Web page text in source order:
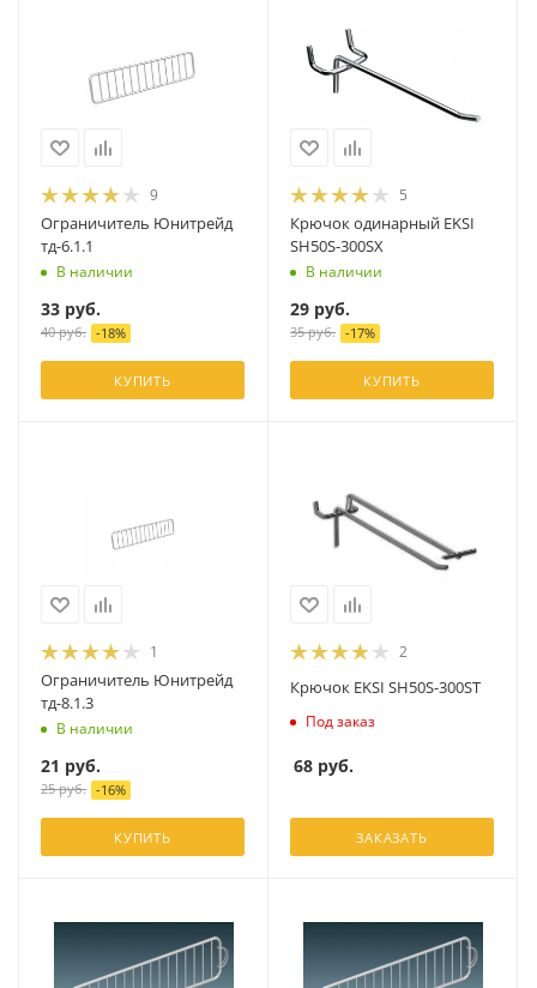
9
Ограничитель Юнитрейд
тд-6.1.1
В наличии
33 руб.
40руб. -18%
КУПИТЬ
5
Крючок одинарный EKSI
SH50S-300SX
В наличии
29 руб.
35руб. -17%
КУПИТЬ
1
Ограничитель Юнитрейд
тд-8.1.3
В наличии
21 руб.
25руб. -16%
КУПИТЬ
2
Крючок EKSI SH50S-300ST
Под заказ
68 руб.
ЗАКАЗАТЬ